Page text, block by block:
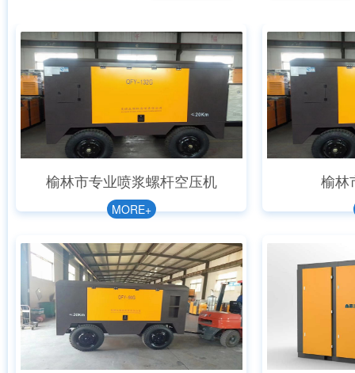
榆林市专业喷浆螺杆空压机
MORE+
榆林